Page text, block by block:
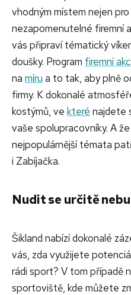
vhodným místem nejen
nezapomenutelné firemní
vás připraví tématický
doušky. Program firemní
na míru a to tak, aby plně
firmy. K dokonalé
kostýmů, ve které najdete
vaše spolupracovníky. A
nejpopulárnější témata
i Zabíjačka.
Nudit se určitě
Šikland nabízí dokonalé
vás, zda využijete
rádi sport? V tom případě
sportoviště, kde můžete